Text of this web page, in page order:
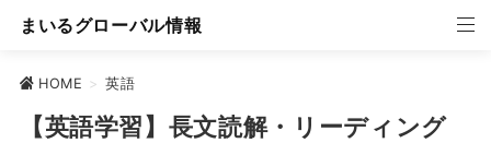
まいるグローバル情報
HOME > 英語
【英語学習】長文読解・リーディング